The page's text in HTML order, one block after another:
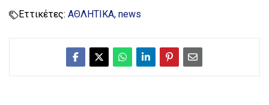
Εττικέτες: ΑΘΛΗΤΙΚΑ news